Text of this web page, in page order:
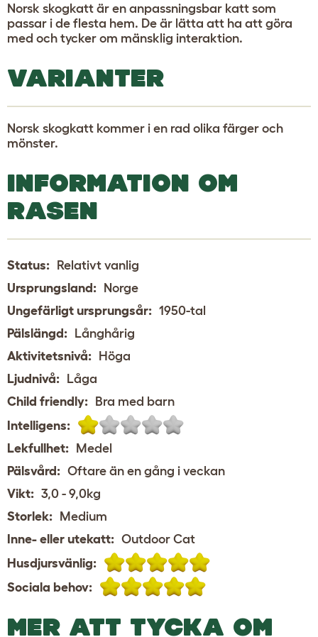
Norsk skogkatt är en anpassningsbar katt som
passar i de flesta hem. De är lätta att ha att göra
med och tycker om mänsklig interaktion.
VARIANTER
Norsk skogkatt kommer i en rad olika färger och
mönster.
INFORMATION OM
RASEN
Status: Relativt vanlig
Ursprungsland: Norge
Ungefärligt ursprungsår: 1950-tal
Pälslängd: Långhårig
Aktivitetsnivå: Höga
Ljudnivå: Låga
Child friendly: Bra med barn
Intelligens:
Lekfullhet: Medel
Pälsvård: Oftare än en gång i veckan
Vikt: 3,0 - 9,0kg
Storlek: Medium
Inne- eller utekatt: Outdoor Cat
Husdjursvänlig:
Sociala behov:
MER ATT TYCKA OM